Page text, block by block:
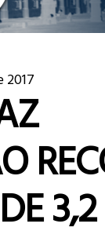
3,2